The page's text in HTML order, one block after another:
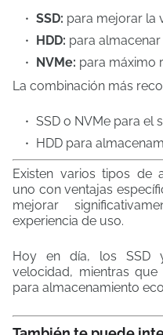
SSD: para mejorar la
HDD: para
NVMe: para máximo
La combinación más
SSD o NVMe para el
HDD para
Existen varios tipos de
uno con ventajas
mejorar
experiencia de uso.
Hoy en día, los SSD
velocidad, mientras
para almacenamiento